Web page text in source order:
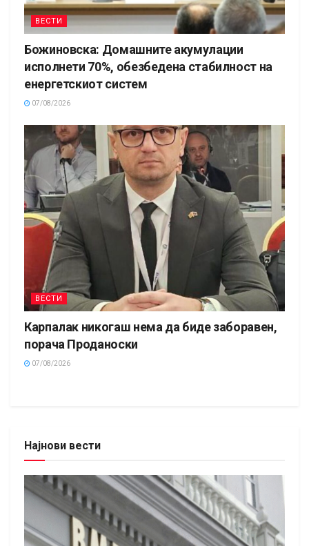
ВЕСТИ
Божиновска: Домашните акумулации
исполнети 70%, обезбедена стабилност на
енергетскиот систем
07/08/2026
ВЕСТИ
Карпалак никогаш нема да биде заборавен,
порача Проданоски
07/08/2026
Најнови вести